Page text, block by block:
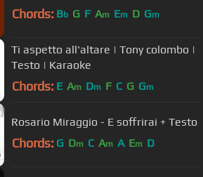
Chords: Bb G F Am Em D Gm
Ti aspetto all'altare | Tony colombo |
Testo | Karaoke
Chords: E Am Dm F C G Gm
Rosario Miraggio - E soffrirai + Testo
Chords: G Dm C Am A Em D